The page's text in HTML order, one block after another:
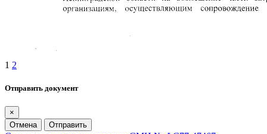
1 2
Отправить документ
×
Отмена
Отправить